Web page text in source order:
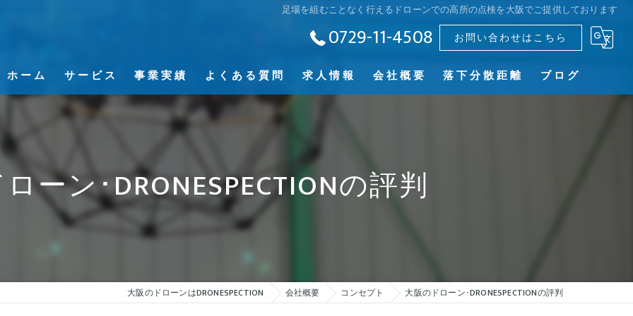
足場を組むことなく行えるドローンでの高所の点検を大阪でご提供しております
0729-11-4508 お問い合わせはこちら
ホーム サービス 事業実績
3Dモデリング＆点群データ作製
よくある質問 求人情報 会社概要 落下分散距離 ブログ
ーン･DRONESPECTIONの評判
大阪のドローンはDRONESPECTION 会社概要 コンセプト 大阪のドローン･DRONESPECTIONの評判